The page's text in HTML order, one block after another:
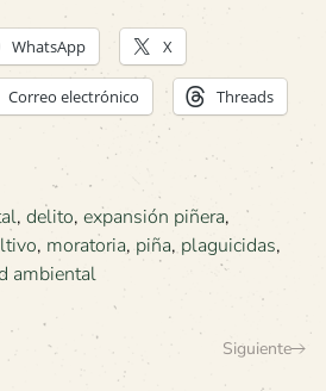
WhatsApp X
Correo electrónico Threads
, delito, expansión piñera,
, moratoria, piña, plaguicidas,
ambiental
Siguiente